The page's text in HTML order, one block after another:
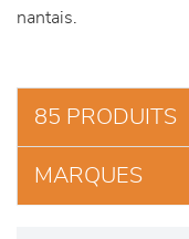
nantais.
85 PRODUITS
MARQUES